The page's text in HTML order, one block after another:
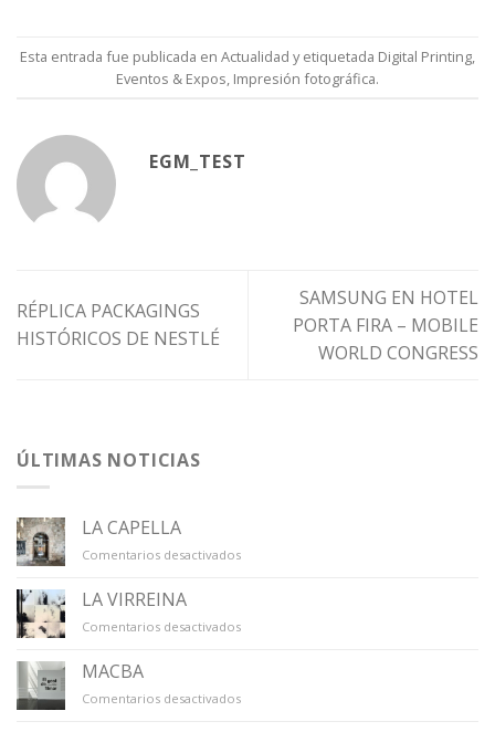
Esta entrada fue publicada en Actualidad y etiquetada Digital Printing,
Eventos & Expos, Impresión fotográfica.
EGM_TEST
RÉPLICA PACKAGINGS
HISTÓRICOS DE NESTLÉ
SAMSUNG EN HOTEL
PORTA FIRA – MOBILE
WORLD CONGRESS
ÚLTIMAS NOTICIAS
LA CAPELLA
Comentarios desactivadosen
LA VIRREINA
Comentarios desactivadosen
MACBA
Comentarios desactivadosen